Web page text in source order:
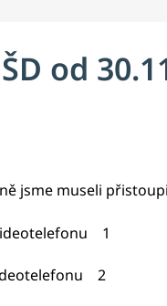
od
jsme museli
1
2